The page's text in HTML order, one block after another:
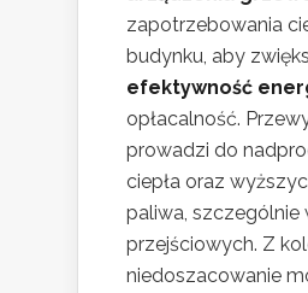
zapotrzebowania
budynku, aby
efektywność
opłacalność.
prowadzi do
ciepła oraz
paliwa, szczególnie
przejściowych. Z
niedoszacowanie